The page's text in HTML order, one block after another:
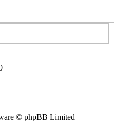
© phpBB Limited